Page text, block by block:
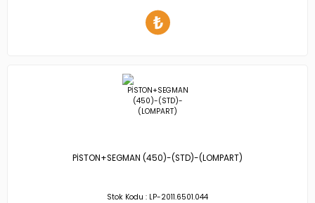
PİSTON+SEGMAN (450)-(STD)-(LOMPART)
Stok Kodu : LP-2011.6501.044